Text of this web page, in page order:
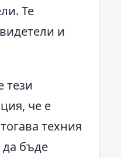
Те
и
тези
че е
техния
бъде